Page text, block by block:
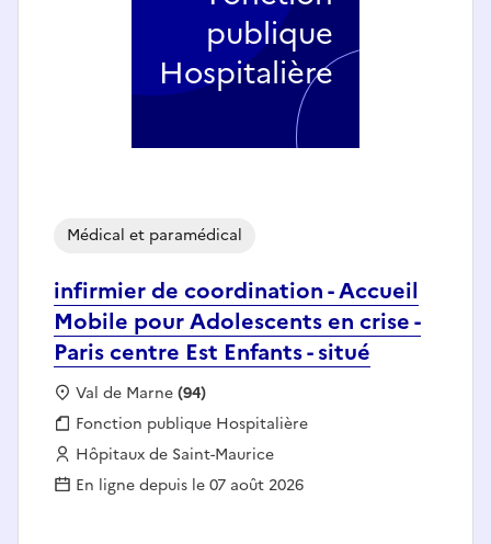
infirmier de coordination - Accueil
Mobile pour Adolescents en crise -
Paris centre Est Enfants - situé
Médical et paramédical
Localisation :
Val de Marne(94)
Fonction publique :
Fonction publique Hospitalière
Employeur :
Hôpitaux de Saint-Maurice
En ligne depuis le 07 août 2026
publique
Hospitalière